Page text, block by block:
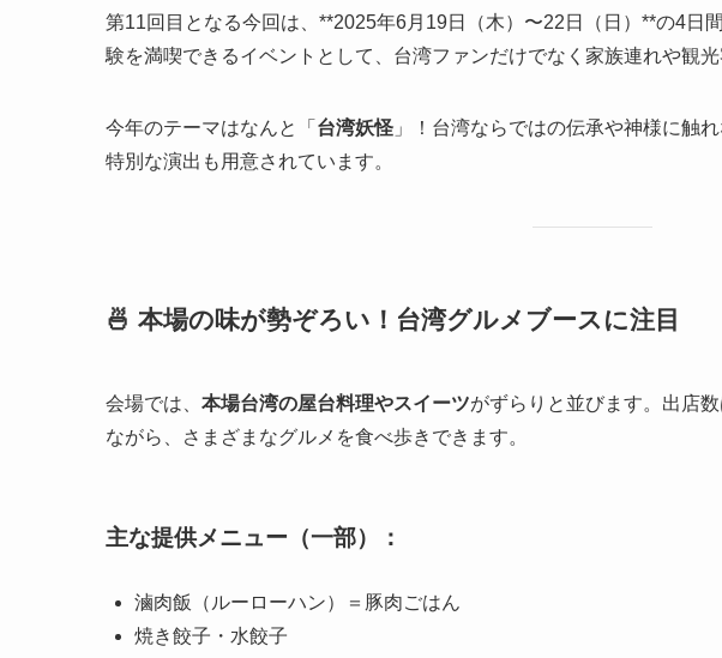
第11回目となる今回は、**2025年6月19日（木）〜22日（日）**の4日
験を満喫できるイベントとして、台湾ファンだけでなく家族連れや観光
今年のテーマはなんと「 台湾妖怪 」！台湾ならではの伝承や神様に触
特別な演出も用意されています。
🍜 本場の味が勢ぞろい！台湾グルメブースに注目
会場では、 本場台湾の屋台料理やスイーツがずらりと並びます。出店
ながら、さまざまなグルメを食べ歩きできます。
主な提供メニュー（一部）：
滷肉飯（ルーローハン）＝豚肉ごはん
焼き餃子・水餃子